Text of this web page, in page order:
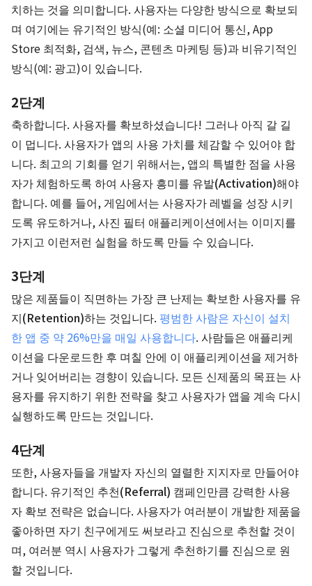
치하는 것을 의미합니다. 사용자는 다양한 방식으로 확보되
며 여기에는 유기적인 방식(예: 소셜 미디어 통신, App
Store 최적화, 검색, 뉴스, 콘텐츠 마케팅 등)과 비유기적인
방식(예: 광고)이 있습니다.
2단계
축하합니다. 사용자를 확보하셨습니다! 그러나 아직 갈 길
이 멉니다. 사용자가 앱의 사용 가치를 체감할 수 있어야 합
니다. 최고의 기회를 얻기 위해서는, 앱의 특별한 점을 사용
자가 체험하도록 하여 사용자 흥미를 유발(Activation)해야
합니다. 예를 들어, 게임에서는 사용자가 레벨을 성장 시키
도록 유도하거나, 사진 필터 애플리케이션에서는 이미지를
가지고 이런저런 실험을 하도록 만들 수 있습니다.
3단계
많은 제품들이 직면하는 가장 큰 난제는 확보한 사용자를 유
지(Retention)하는 것입니다. 평범한 사람은 자신이 설치
한 앱 중 약 26%만을 매일 사용합니다. 사람들은 애플리케
이션을 다운로드한 후 며칠 안에 이 애플리케이션을 제거하
거나 잊어버리는 경향이 있습니다. 모든 신제품의 목표는 사
용자를 유지하기 위한 전략을 찾고 사용자가 앱을 계속 다시
실행하도록 만드는 것입니다.
4단계
또한, 사용자들을 개발자 자신의 열렬한 지지자로 만들어야
합니다. 유기적인 추천(Referral) 캠페인만큼 강력한 사용
자 확보 전략은 없습니다. 사용자가 여러분이 개발한 제품을
좋아하면 자기 친구에게도 써보라고 진심으로 추천할 것이
며, 여러분 역시 사용자가 그렇게 추천하기를 진심으로 원
할 것입니다.